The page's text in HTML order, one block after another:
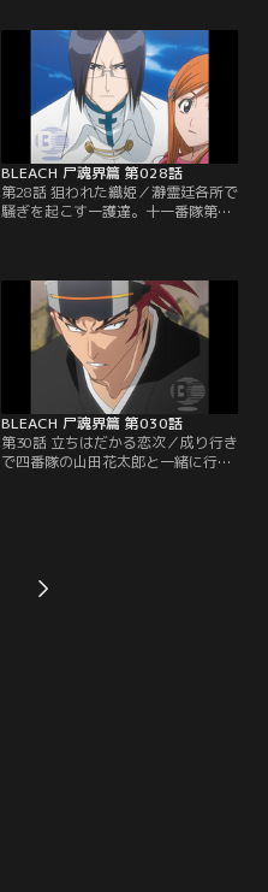
こんまく）に引っかかってしまう。
必死に霊力を集中して無理やり突入
しようとする一護達。その瞬間、砲
弾が爆発。一護達はバラバラになっ
て瀞霊廷に落ちていく。石田と織
姫、チャド、夜一、そして…。【提
供：バンダイチャンネル】
BLEACH 尸魂界篇 第028話
第28話 狙われた織姫／瀞霊廷各所で
騒ぎを起こす一護達。十一番隊第三
親から必死に逃げていたが、ついに
追い詰められてしまう。背後に迫る
弓親。前方には霊力を遮断する『殺
気石（せっきせき）』で囲まれた巨
大な穴。絶体絶命のガンジュ。その
頃…。【提供：バンダイチャンネ
BLEACH 尸魂界篇 第030話
第30話 立ちはだかる恋次／成り行き
で四番隊の山田花太郎と一緒に行動
案内するのか花太郎に問う一護。花
太郎は、ルキアの世話係として過ご